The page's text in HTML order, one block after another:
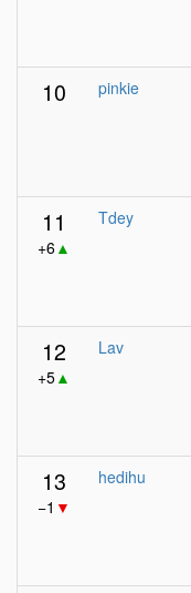
10 pinkie
11
+6▲
Tdey
12
+5▲
Lav
13
−1 ▼
hedihu